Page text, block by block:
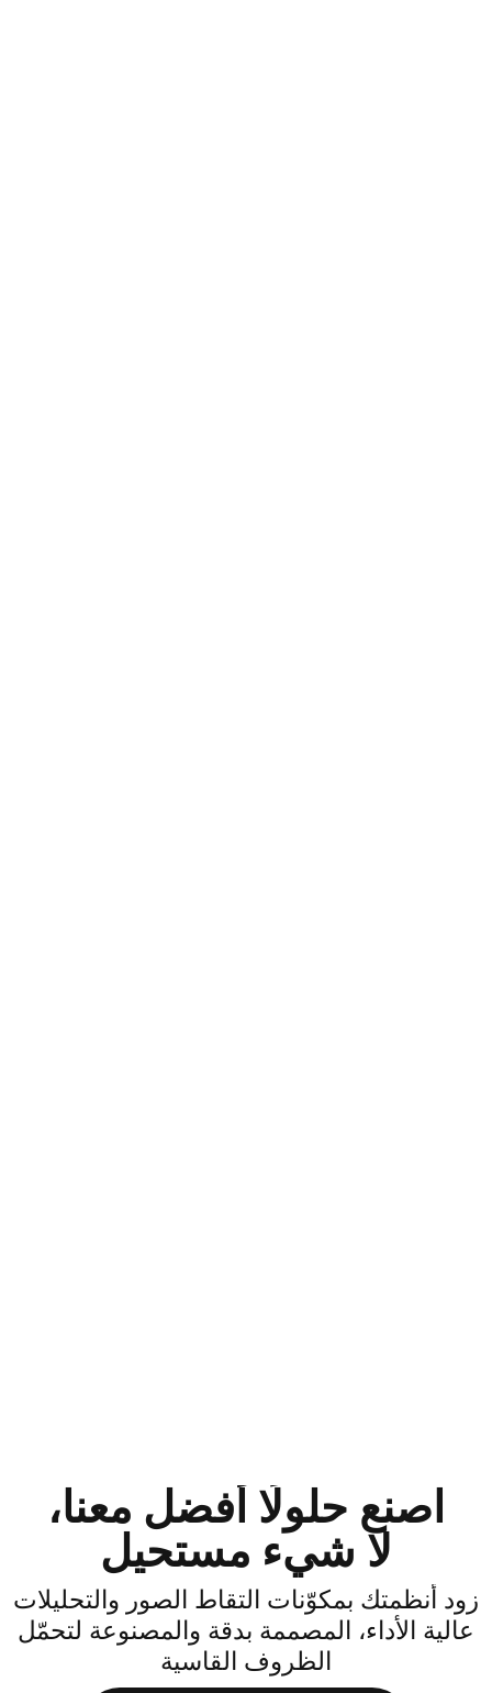
اصنع حلولًا أفضل معنا،
لا شيء مستحيل
أنظمتك بمكوّنات التقاط الصور والتحليلات
الأداء، المصممة بدقة والمصنوعة لتحمّل
الظروف القاسية